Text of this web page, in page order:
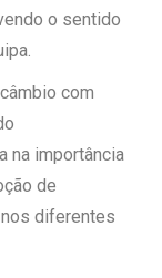
o sentido
com
na importância
de
diferentes